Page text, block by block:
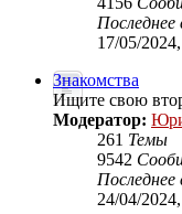
Последнее
17/05/
Знакомства
Ищите свою
Модератор:
261 Темы
9542
Последнее
24/04/